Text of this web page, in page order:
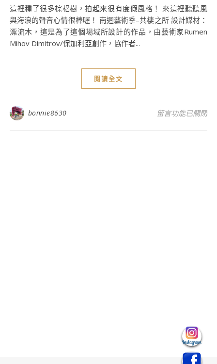
這裡種了很多棕梠樹，拍起來很有度假風格！ 來這裡聽聽風
與海浪的聲音心情很棒喔！ 南迴藝術季–共棲之所 設計媒材：
漂流木，這是為了這個場域所設計的作品，由藝術家Rumen
Mihov Dimitrov/保加利亞創作，協作者...
閱讀全文
bonnie8630 在〈台東親子旅
留言功能已關閉